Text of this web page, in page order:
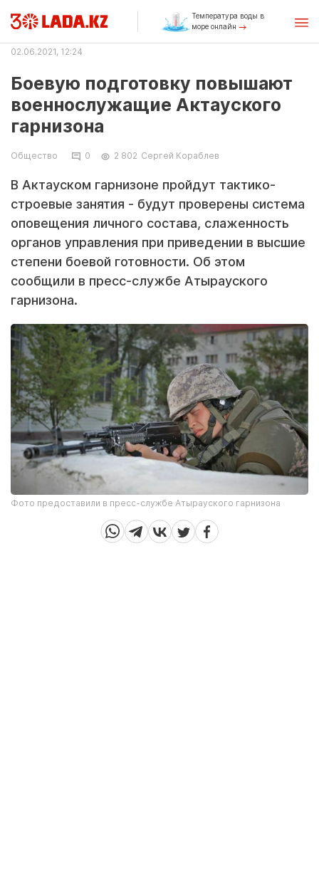
Температура воды в
море онлайн
02.06.2021, 12:24
Боевую подготовку повышают
военнослужащие Актауского
гарнизона
Общество 0 2 802 Сергей Кораблев
В Актауском гарнизоне пройдут тактико-
строевые занятия - будут проверены система
оповещения личного состава, слаженность
органов управления при приведении в высшие
степени боевой готовности. Об этом
сообщили в пресс-службе Атырауского
гарнизона.
Фото предоставили в пресс-службе Атырауского гарнизона